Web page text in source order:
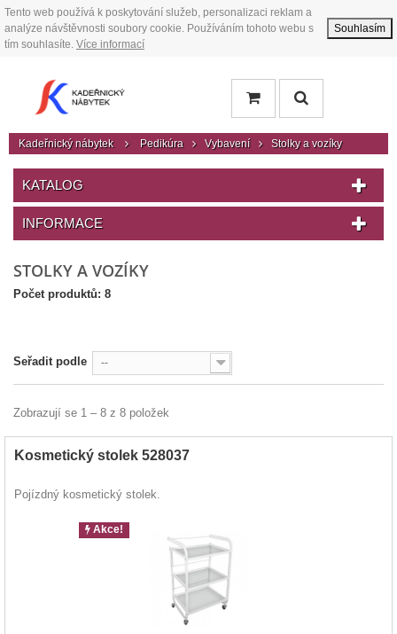
Tento web používá k poskytování služeb, personalizaci reklam a
analýze návštěvnosti soubory cookie. Používáním tohoto webu s
tím souhlasíte. Více informací
Souhlasím
Kadeřnický nábytek Pedikúra Vybavení Stolky a vozíky
KATALOG
INFORMACE
STOLKY A VOZÍKY
Počet produktů: 8
Seřadit podle --
Zobrazují se 1 – 8 z 8 položek
Kosmetický stolek 528037
Pojízdný kosmetický stolek.
Akce!